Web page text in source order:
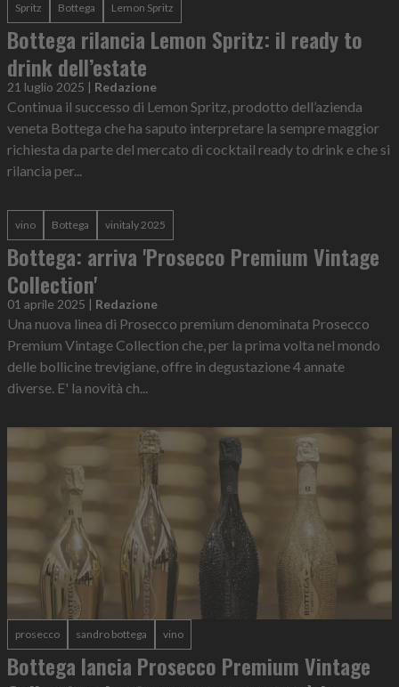
Spritz Bottega Lemon Spritz
Bottega rilancia Lemon Spritz: il ready to
drink dell’estate
21 luglio 2025 | Redazione
Continua il successo di Lemon Spritz, prodotto dell’azienda
veneta Bottega che ha saputo interpretare la sempre maggior
richiesta da parte del mercato di cocktail ready to drink e che si
rilancia per...
vino Bottega vinitaly 2025
Bottega: arriva 'Prosecco Premium Vintage
Collection'
01 aprile 2025 | Redazione
Una nuova linea di Prosecco premium denominata Prosecco
Premium Vintage Collection che, per la prima volta nel mondo
delle bollicine trevigiane, offre in degustazione 4 annate
diverse. E' la novità ch...
prosecco sandro bottega vino
Bottega lancia Prosecco Premium Vintage